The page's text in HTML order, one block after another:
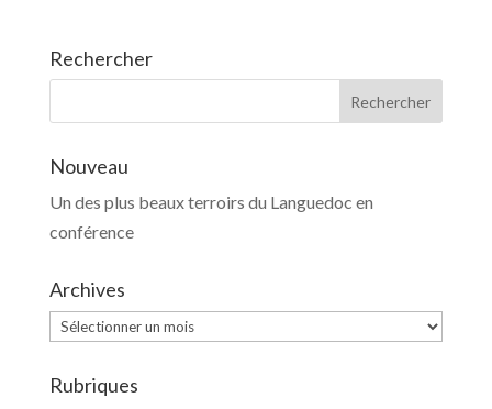
Rechercher
Nouveau
Un des plus beaux terroirs du Languedoc en
conférence
Archives
Archives
Rubriques